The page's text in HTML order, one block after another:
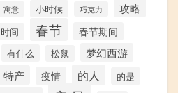
寓意 小时候 巧克力 攻略
时间 春节 春节期间
有什么 松鼠 梦幻西游
特产 疫情 的人 的是